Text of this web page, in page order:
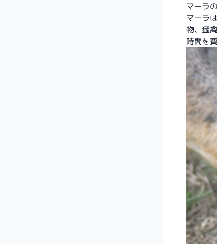
マーラ
マーラ
物、猛
時間を